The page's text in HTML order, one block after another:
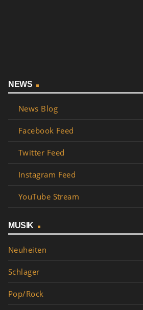
NEWS
News Blog
Facebook Feed
Twitter Feed
Instagram Feed
YouTube Stream
MUSIK
Neuheiten
Schlager
Pop/Rock